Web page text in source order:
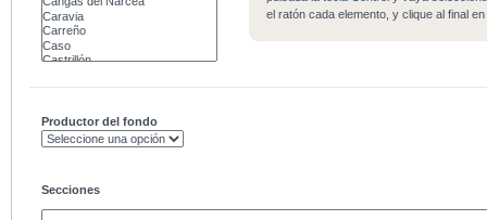
el ratón cada elemento, y clique al final
Productor del fondo
Secciones